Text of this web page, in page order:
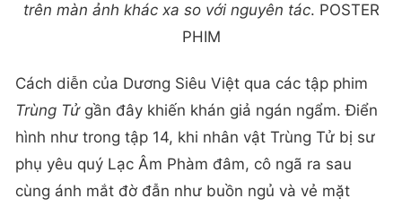
trên màn ảnh khác xa so với nguyên tác. POSTER
PHIM
Cách diễn của Dương Siêu Việt qua các tập phim
Trùng Tửgần đây khiến khán giả ngán ngẩm. Điển
hình như trong tập 14, khi nhân vật Trùng Tử bị sư
phụ yêu quý Lạc Âm Phàm đâm, cô ngã ra sau
cùng ánh mắt đờ đẫn như buồn ngủ và vẻ mặt